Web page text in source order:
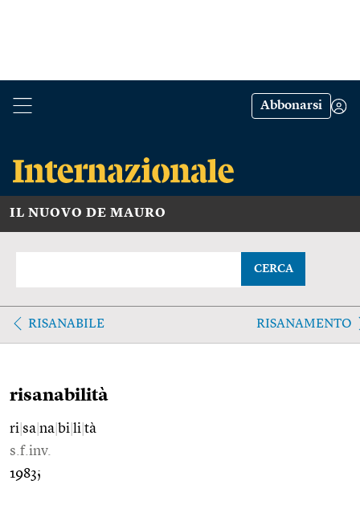
Abbonarsi
IL NUOVO DE MAURO
CERCA
RISANABILE RISANAMENTO
risanabilità
ri sa na bi li tà
s.f.inv.
1983;